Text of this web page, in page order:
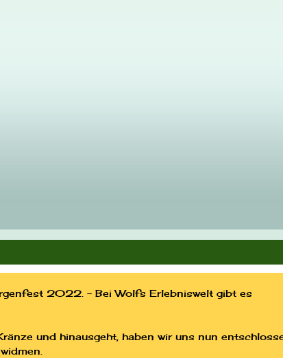
2022. - Bei Wolfs Erlebniswelt gibt es
und hinausgeht, haben wir uns nun